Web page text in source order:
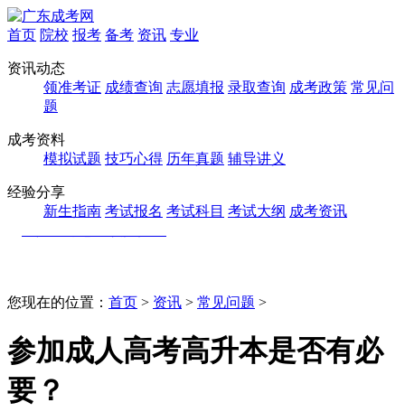
首页 院校 报考 备考 资讯 专业
资讯动态
领准考证 成绩查询 志愿填报 录取查询 成考政策 常见问
题
成考资料
模拟试题 技巧心得 历年真题 辅导讲义
经验分享
新生指南 考试报名 考试科目 考试大纲 成考资讯
您现在的位置： 首页 > 资讯 > 常见问题 >
参加成人高考高升本是否有必
要？